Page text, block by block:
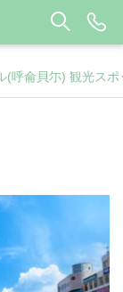
(呼侖貝尓) 観光スポ